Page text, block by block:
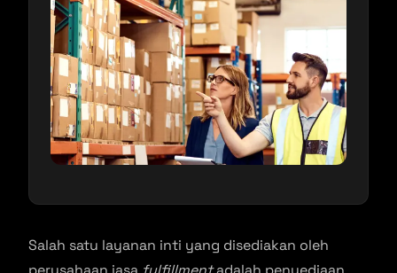
Salah satu layanan inti yang disediakan oleh